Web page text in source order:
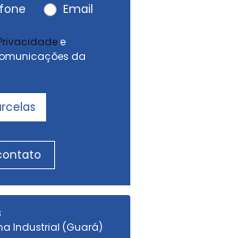
Industrial (Guará)
Email
e
da